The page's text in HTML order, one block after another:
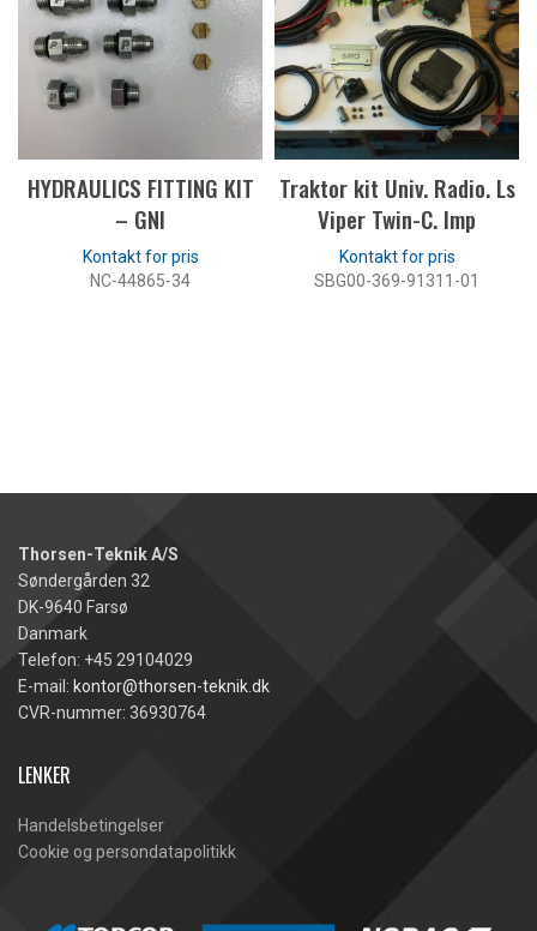
HYDRAULICS FITTING KIT
– GNI
NC-44865-34
Traktor kit Univ. Radio. Ls
Viper Twin-C. Imp
SBG00-369-91311-01
Thorsen-Teknik A/S
Søndergården 32
DK-9640 Farsø
Danmark
Telefon: +45 29104029
E-mail: kontor@thorsen-teknik.dk
CVR-nummer: 36930764
LENKER
Handelsbetingelser
Cookie og persondatapolitikk